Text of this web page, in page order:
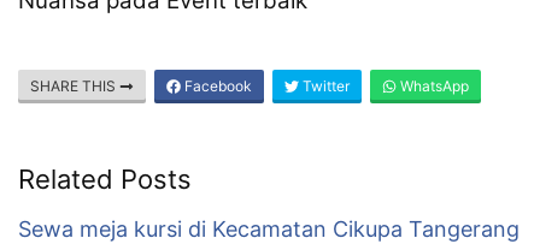
SHARE THIS Facebook Twitter WhatsApp
Related Posts
Sewa meja kursi di Kecamatan Cikupa Tangerang